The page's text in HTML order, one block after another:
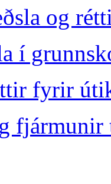
og
í
fyrir
fjármunir